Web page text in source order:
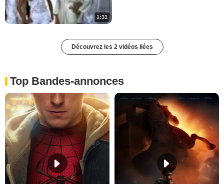
1:31
Découvrez les 2 vidéos liées
Top Bandes-annonces